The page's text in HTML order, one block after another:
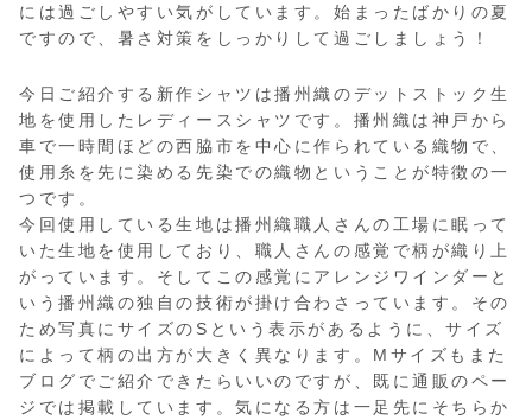
には過ごしやすい気がしています。始まったばかりの夏
ですので、暑さ対策をしっかりして過ごしましょう！
今日ご紹介する新作シャツは播州織のデットストック生
地を使用したレディースシャツです。播州織は神戸から
車で一時間ほどの西脇市を中心に作られている織物で、
使用糸を先に染める先染での織物ということが特徴の一
つです。
今回使用している生地は播州織職人さんの工場に眠って
いた生地を使用しており、職人さんの感覚で柄が織り上
がっています。そしてこの感覚にアレンジワインダーと
いう播州織の独自の技術が掛け合わさっています。その
ため写真にサイズのSという表示があるように、サイズ
によって柄の出方が大きく異なります。Mサイズもまた
ブログでご紹介できたらいいのですが、既に通販のペー
ジでは掲載しています。気になる方は一足先にそちらか